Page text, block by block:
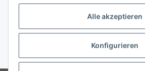
GIC (German Ink Company)
Der Refiller (Infoportal)
* Alle Preise inkl. gesetzlicher USt., zzgl.Versand
Alle akzeptieren
Konfigurieren